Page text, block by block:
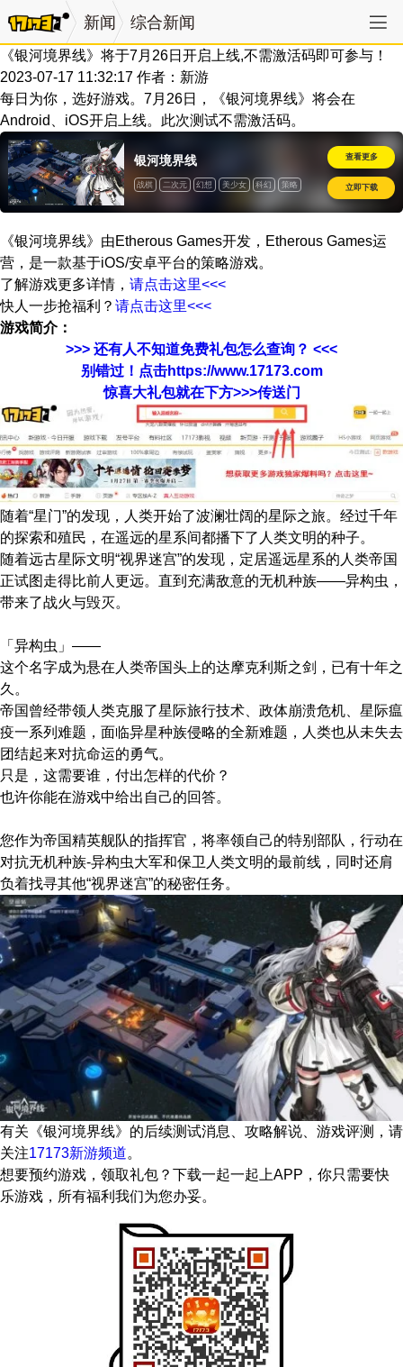
新闻 综合新闻
《银河境界线》将于7月26日开启上线,不需激活码即可参与！
2023-07-17 11:32:17 作者：新游
每日为你，选好游戏。7月26日，《银河境界线》将会在
Android、iOS开启上线。此次测试不需激活码。
银河境界线
战棋 二次元 幻想 美少女 科幻 策略
查看更多
立即下载
《银河境界线》由Etherous Games开发，Etherous Games运
营，是一款基于iOS/安卓平台的策略游戏。
了解游戏更多详情， 请点击这里<<<
快人一步抢福利？ 请点击这里<<<
游戏简介：
>>> 还有人不知道免费礼包怎么查询？ <<<
别错过！点击https://www.17173.com
惊喜大礼包就在下方>>>传送门
随着“星门”的发现，人类开始了波澜壮阔的星际之旅。经过千年
的探索和殖民，在遥远的星系间都播下了人类文明的种子。
随着远古星际文明“视界迷宫”的发现，定居遥远星系的人类帝国
正试图走得比前人更远。直到充满敌意的无机种族——异构虫，
带来了战火与毁灭。
「异构虫」——
这个名字成为悬在人类帝国头上的达摩克利斯之剑，已有十年之
久。
帝国曾经带领人类克服了星际旅行技术、政体崩溃危机、星际瘟
疫一系列难题，面临异星种族侵略的全新难题，人类也从未失去
团结起来对抗命运的勇气。
只是，这需要谁，付出怎样的代价？
也许你能在游戏中给出自己的回答。
您作为帝国精英舰队的指挥官，将率领自己的特别部队，行动在
对抗无机种族-异构虫大军和保卫人类文明的最前线，同时还肩
负着找寻其他“视界迷宫”的秘密任务。
有关 《银河境界线》 的后续测试消息、攻略解说、游戏评测，请
关注17173新游频道。
想要预约游戏，领取礼包？下载一起一起上APP，你只需要快
乐游戏，所有福利我们为您办妥。